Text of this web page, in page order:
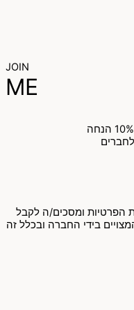
JOIN
ME
הפרטיות ומסכים/ה לקבל
בידי החברה ובכלל זה